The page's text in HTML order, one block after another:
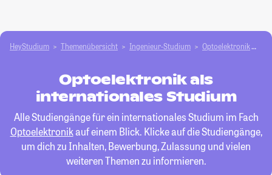
HeyStudium Themenübersicht Ingenieur-Studium Optoelektronik
Optoelektronik als
internationales Studium
Alle Studiengänge für ein internationales Studium im Fach
Optoelektronikauf einem Blick. Klicke auf die Studiengänge,
um dich zu Inhalten, Bewerbung, Zulassung und vielen
weiteren Themen zu informieren.